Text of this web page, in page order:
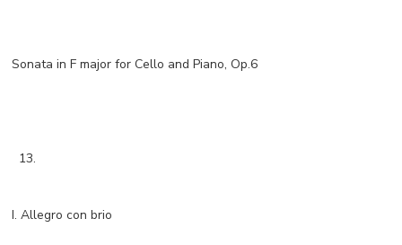
Sonata in F major for Cello and Piano, Op.6
13.
I. Allegro con brio